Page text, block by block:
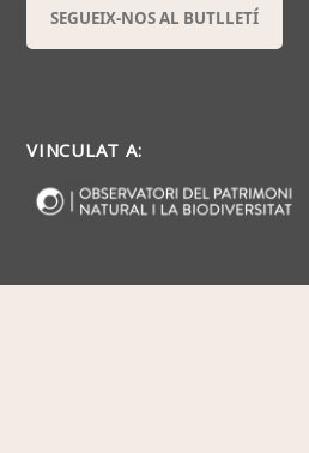
SEGUEIX-NOS AL BUTLLETÍ
VINCULAT A: